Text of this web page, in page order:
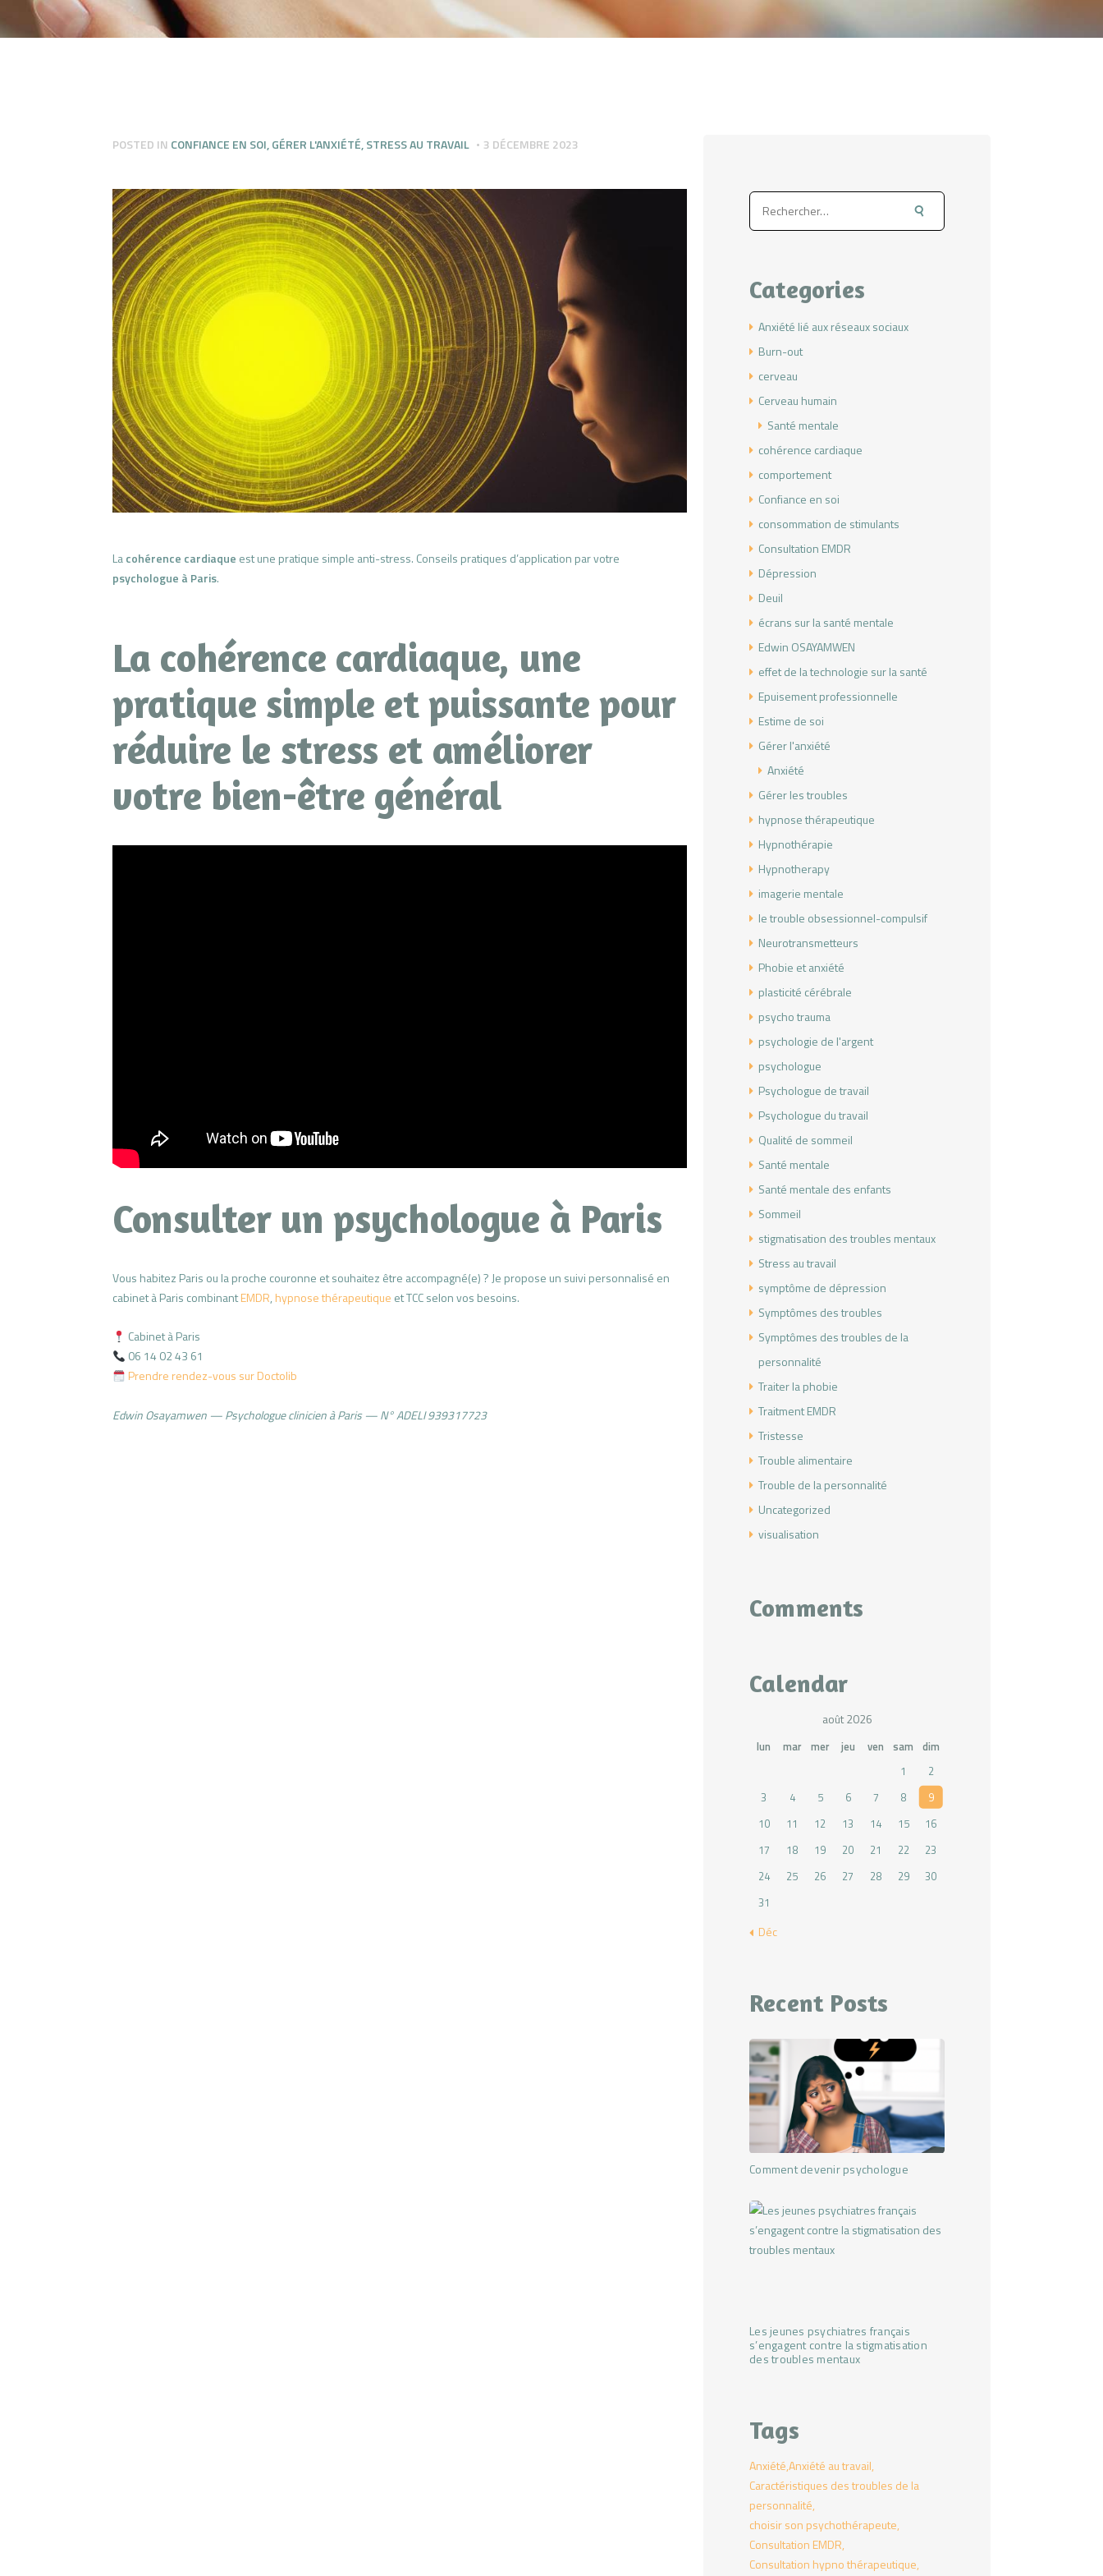
POSTED IN CONFIANCE EN SOI,GÉRER L'ANXIÉTÉ,STRESS AU TRAVAIL 3 DÉCEMBRE 2023
Lacohérence cardiaque est une pratique simple anti-stress. Conseils pratiques d’application par votre
psychologue à Paris.
La cohérence cardiaque, une
pratique simple et puissante pour
réduire le stress et améliorer
votre bien-être général
Consulter un psychologue à Paris
Vous habitez Paris ou la proche couronne et souhaitez être accompagné(e) ? Je propose un suivi personnalisé en
cabinet à Paris combinantEMDR, hypnose thérapeutique et TCC selon vos besoins.
Cabinet à Paris
06 14 02 43 61
Prendre rendez-vous sur Doctolib
Edwin Osayamwen — Psychologue clinicien à Paris — N° ADELI 939317723
Rechercher :
Categories
Anxiété lié aux réseaux sociaux
Burn-out
cerveau
Cerveau humain
Santé mentale
cohérence cardiaque
comportement
Confiance en soi
consommation de stimulants
Consultation EMDR
Dépression
Deuil
écrans sur la santé mentale
Edwin OSAYAMWEN
effet de la technologie sur la santé
Epuisement professionnelle
Estime de soi
Gérer l'anxiété
Anxiété
Gérer les troubles
hypnose thérapeutique
Hypnothérapie
Hypnotherapy
imagerie mentale
le trouble obsessionnel-compulsif
Neurotransmetteurs
Phobie et anxiété
plasticité cérébrale
psycho trauma
psychologie de l'argent
psychologue
Psychologue de travail
Psychologue du travail
Qualité de sommeil
Santé mentale
Santé mentale des enfants
Sommeil
stigmatisation des troubles mentaux
Stress au travail
symptôme de dépression
Symptômes des troubles
Symptômes des troubles de la
personnalité
Traiter la phobie
Traitment EMDR
Tristesse
Trouble alimentaire
Trouble de la personnalité
Uncategorized
visualisation
Comments
Calendar
août 2026
lun mar mer jeu ven sam dim
1
2
3
4 5 6 7 8
9
10
11 12 13 14 15
16
17
18 19 20 21 22
23
24
25 26 27 28 29
30
31
« Déc
Recent Posts
Comment devenir psychologue
Les jeunes psychiatres français
s’engagent contre la stigmatisation
des troubles mentaux
Tags
AnxiétéAnxiété au travail
Caractéristiques des troubles de la
personnalité
choisir son psychothérapeute
Consultation EMDR
Consultation hypno thérapeutique